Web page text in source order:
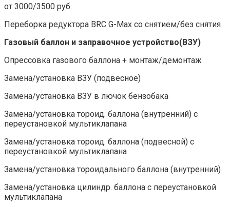
от 3000/3500 руб.
Переборка редуктора BRC G-Max со снятием/без снятия
Газовый баллон и заправочное устройство(ВЗУ)
Опрессовка газового баллона + монтаж/демонтаж
Замена/установка ВЗУ (подвесное)
Замена/установка ВЗУ в лючок бензобака
Замена/установка тороид. баллона (внутренний) с
переустановкой мультиклапана
Замена/установка тороид. баллона (подвесной) с
переустановкой мультиклапана
Замена/установка тороидального баллона (внутренний)
Замена/установка цилиндр. баллона с переустановкой
мультиклапана